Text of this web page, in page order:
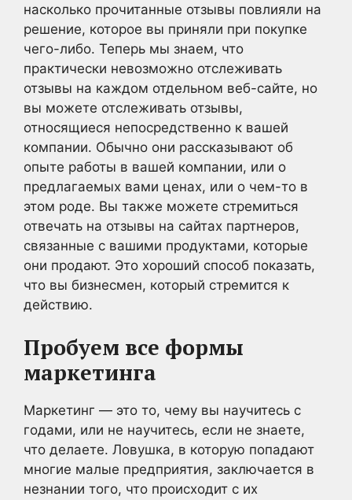
насколько прочитанные отзывы повлияли на
решение, которое вы приняли при покупке
чего-либо. Теперь мы знаем, что
практически невозможно отслеживать
отзывы на каждом отдельном веб-сайте, но
вы можете отслеживать отзывы,
относящиеся непосредственно к вашей
компании. Обычно они рассказывают об
опыте работы в вашей компании, или о
предлагаемых вами ценах, или о чем-то в
этом роде. Вы также можете стремиться
отвечать на отзывы на сайтах партнеров,
связанные с вашими продуктами, которые
они продают. Это хороший способ показать,
что вы бизнесмен, который стремится к
действию.
Пробуем все формы
маркетинга
Маркетинг — это то, чему вы научитесь с
годами, или не научитесь, если не знаете,
что делаете. Ловушка, в которую попадают
многие малые предприятия, заключается в
незнании того, что происходит с их